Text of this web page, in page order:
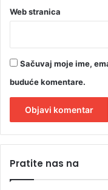
Web stranica
Sačuvaj moje ime,
buduće komentare.
tPratite nas na